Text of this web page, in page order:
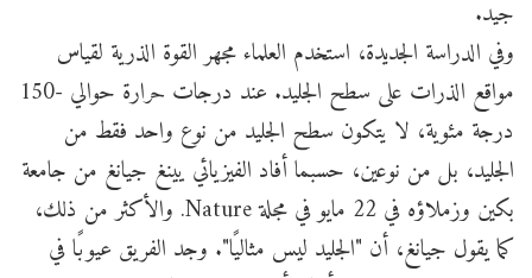
جيد.
وفي الدراسة الجديدة، استخدم العلماء مجهر القوة الذرية لقياس
مواقع الذرات على سطح الجليد. عند درجات حرارة حوالي -150
درجة مئوية، لا يتكون سطح الجليد من نوع واحد فقط من
الجليد، بل من نوعين، حسبما أفاد الفيزيائي يينغ جيانغ من جامعة
بكين وزملاؤه في 22 مايو في مجلة Nature. والأكثر من ذلك،
كما يقول جيانغ، أن "الجليد ليس مثاليًا". وجد الفريق عيوبًا في